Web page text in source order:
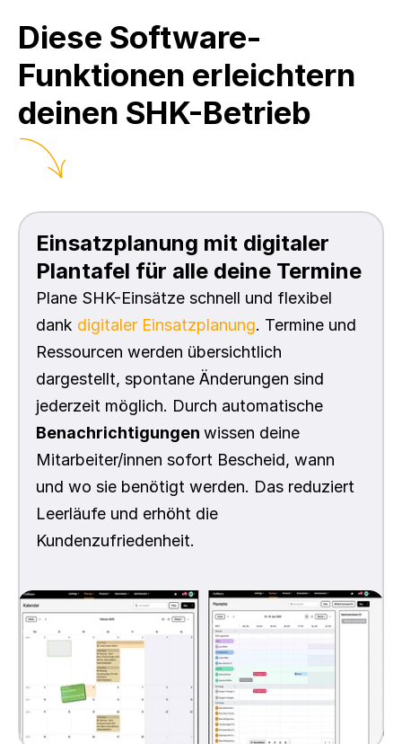
Diese Software-
Funktionen erleichtern
deinen SHK-Betrieb
Einsatzplanung mit digitaler
Plantafel für alle deine Termine
Plane SHK-Einsätze schnell und flexibel
dank digitaler Einsatzplanung. Termine und
Ressourcen werden übersichtlich
dargestellt, spontane Änderungen sind
Benachrichtigungen wissen deine
Mitarbeiter/innen sofort Bescheid, wann
und wo sie benötigt werden. Das reduziert
Leerläufe und erhöht die
Kundenzufriedenheit.